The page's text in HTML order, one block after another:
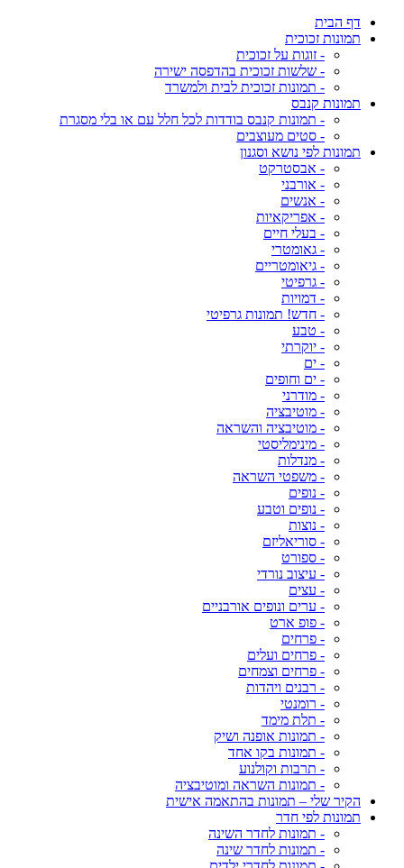
דף הבית
תמונות זכוכית
- זוגות על זכוכית
- שלשות זכוכית בהדפסה ישירה
- תמונות זכוכית לבית ולמשרד
תמונות קנבס
- תמונות קנבס בודדות לכל חלל עם או בלי מסגרת
- סטים מעוצבים
תמונות לפי נושא וסגנון
- אבסטרקט
- אורבני
- אנשים
- אפריקאיות
- בעלי חיים
- גאומטרי
- גיאומטריים
- גרפיטי
- דמויות
- חדש! תמונות גרפיטי
- טבע
- יוקרתי
- ים
- ים וחופים
- מודרני
- מוטיבציה
- מוטיבציה והשראה
- מינימליסטי
- מנדלות
- משפטי השראה
- נופים
- נופים וטבע
- נוצות
- סוריאליזם
- ספורט
- עיצוב נורדי
- עצים
- ערים ונופים אורבניים
- פופ ארט
- פרחים
- פרחים ועלים
- פרחים וצמחים
- רבנים ויהדות
- רומנטי
- תלת מימד
- תמונות אופנה ושיק
- תמונות בקו אחד
- תרבות וקולנוע
- תמונות השראה ומוטיבציה
הקיר שלי – תמונות בהתאמה אישית
תמונות לפי חדר
- תמונות לחדר השינה
- תמונות לחדר שינה